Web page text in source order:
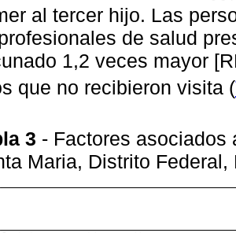
al tercer hijo. Las
de salud
1,2 veces mayor
que no recibieron visita (
3 - Factores asociados
Maria, Distrito